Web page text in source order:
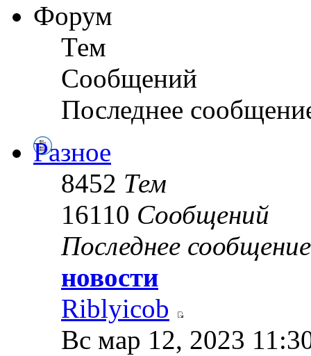
Форум
Тем
Сообщений
Последнее
Разное
8452 Тем
16110 Сообщений
Последнее сообщение
новости
Riblyicob
Вс мар 12, 2023